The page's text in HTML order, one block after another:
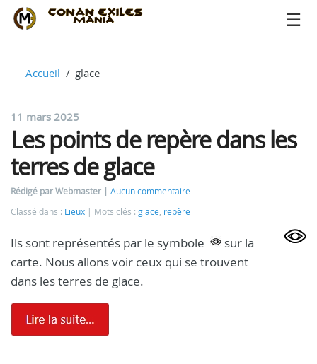
Accueil glace
11 mars 2025
Les points de repère dans les
terres de glace
Rédigé par Webmaster
Aucun commentaire
Classé dans : Lieux Mots clés : glace repère
Ils sont représentés par le symbole
sur la
carte. Nous allons voir ceux qui se trouvent
dans les terres de glace.